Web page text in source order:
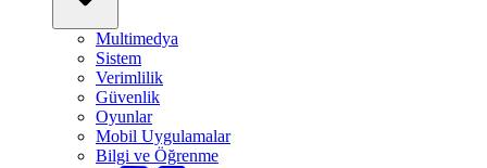
Multimedya
Sistem
Verimlilik
Güvenlik
Oyunlar
Mobil Uygulamalar
Bilgi ve Öğrenme